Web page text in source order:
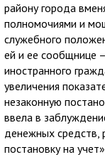
району города
полномочиями и
служебного
ей и ее сообщнице
иностранного
увеличения
незаконную
ввела в
денежных средств,
постановку на